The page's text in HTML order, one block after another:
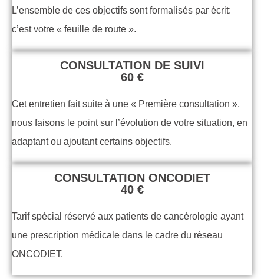
L’ensemble de ces objectifs sont formalisés par écrit:
c’est votre « feuille de route ».
CONSULTATION DE SUIVI
60 €
Cet entretien fait suite à une « Première consultation »,
nous faisons le point sur l’évolution de votre situation, en
adaptant ou ajoutant certains objectifs.
CONSULTATION ONCODIET
40 €
Tarif spécial réservé aux patients de cancérologie ayant
une prescription médicale dans le cadre du réseau
ONCODIET.